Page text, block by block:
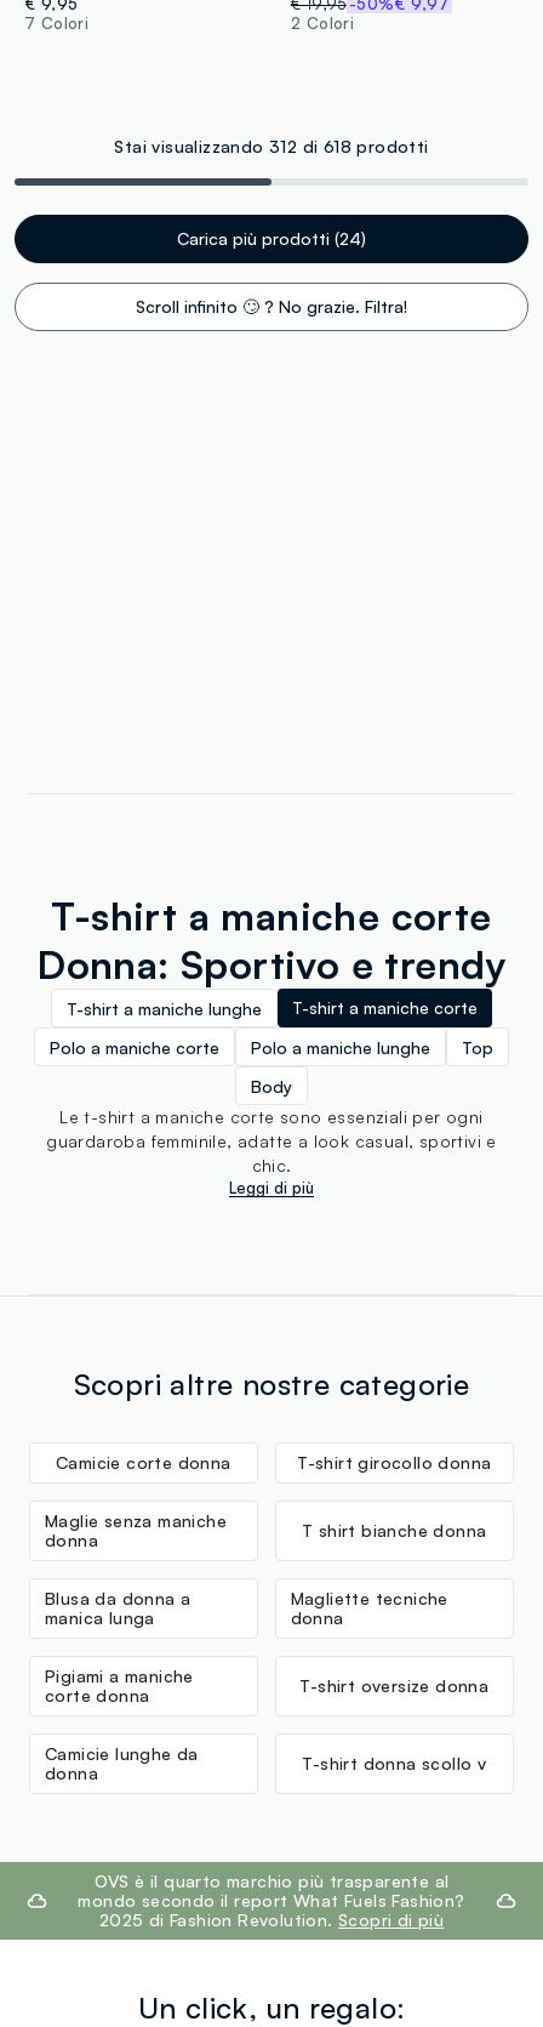
7 Colori
2 Colori
Stai visualizzando 312 di 618 prodotti
Carica più prodotti (24)
Scroll infinito 🙄 ? No grazie. Filtra!
T-shirt a maniche corte
Donna: Sportivo e trendy
T-shirt a maniche lunghe
T-shirt a maniche corte
Polo a maniche corte
Polo a maniche lunghe
Top
Body
Le t-shirt a maniche corte sono essenziali per ogni
guardaroba femminile, adatte a look casual, sportivi e
chic.
Leggi di più
Scopri altre nostre categorie
Camicie corte donna T-shirt girocollo donna
Maglie senza maniche
donna
T shirt bianche donna
Blusa da donna a
manica lunga
Magliette tecniche
donna
Pigiami a maniche
corte donna
T-shirt oversize donna
Camicie lunghe da
donna
T-shirt donna scollo v
footer.ariatitleOVS è il quarto marchio più trasparente al
mondo secondo il report What Fuels Fashion?
2025 di Fashion Revolution. Scopri di più
Un click, un regalo: